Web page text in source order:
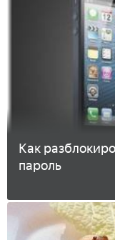
Как
пароль